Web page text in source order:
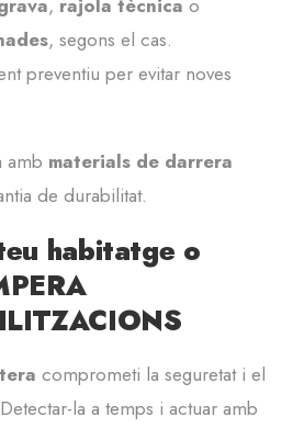
, rajola tècnica o
, segons el cas.
preventiu per evitar noves
amb materials de darrera
de durabilitat.
habitatge o
comprometi la seguretat i el
la a temps i actuar amb